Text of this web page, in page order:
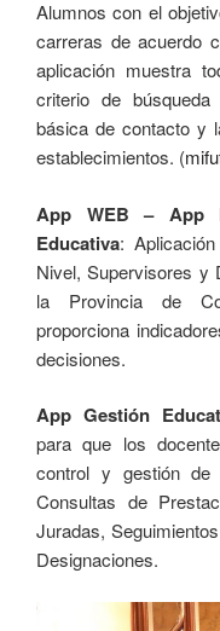
Alumnos con el
carreras de acuerdo
aplicación muestra
criterio de búsqueda
básica de contacto y
establecimientos. (
App WEB – App
Educativa:
Nivel, Supervisores y
la Provincia de
proporciona
decisiones.
App Gestión
para que los
control y gestión de
Consultas de
Juradas,
Designaciones.